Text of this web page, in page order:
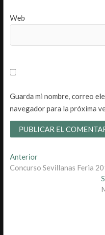
Web
Guarda mi nombre, correo
navegador para la próxima
Navegación
de
AnteriorEntrada
anterior:
Concurso Sevillanas Feria